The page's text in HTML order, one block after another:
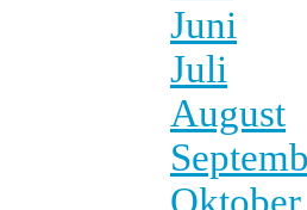
Juni
Juli
August